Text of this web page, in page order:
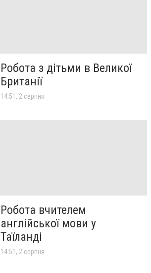
Робота з дітьми в Великої
Британії
14:51, 2 серпня
Робота вчителем
англійської мови у
Таїланді
14:51, 2 серпня